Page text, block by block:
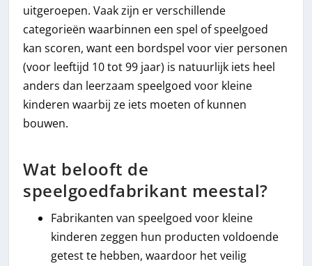
uitgeroepen. Vaak zijn er verschillende
categorieën waarbinnen een spel of speelgoed
kan scoren, want een bordspel voor vier personen
(voor leeftijd 10 tot 99 jaar) is natuurlijk iets heel
anders dan leerzaam speelgoed voor kleine
kinderen waarbij ze iets moeten of kunnen
bouwen.
Wat belooft de
speelgoedfabrikant meestal?
Fabrikanten van speelgoed voor kleine
kinderen zeggen hun producten voldoende
getest te hebben, waardoor het veilig